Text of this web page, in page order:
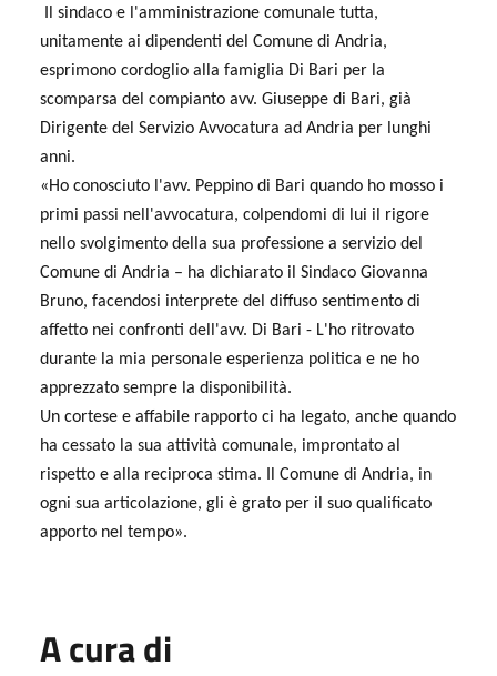
Il sindaco e l'amministrazione comunale tutta,
unitamente ai dipendenti del Comune di Andria,
esprimono cordoglio alla famiglia Di Bari per la
scomparsa del compianto avv. Giuseppe di Bari, già
Dirigente del Servizio Avvocatura ad Andria per lunghi
anni.
«Ho conosciuto l'avv. Peppino di Bari quando ho mosso i
primi passi nell'avvocatura, colpendomi di lui il rigore
nello svolgimento della sua professione a servizio del
Comune di Andria – ha dichiarato il Sindaco Giovanna
Bruno, facendosi interprete del diffuso sentimento di
affetto nei confronti dell'avv. Di Bari - L'ho ritrovato
durante la mia personale esperienza politica e ne ho
apprezzato sempre la disponibilità.
Un cortese e affabile rapporto ci ha legato, anche quando
ha cessato la sua attività comunale, improntato al
rispetto e alla reciproca stima. Il Comune di Andria, in
ogni sua articolazione, gli è grato per il suo qualificato
apporto nel tempo».
A cura di